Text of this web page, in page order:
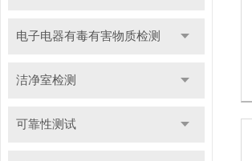
电子电器有毒有害物质检测
洁净室检测
可靠性测试